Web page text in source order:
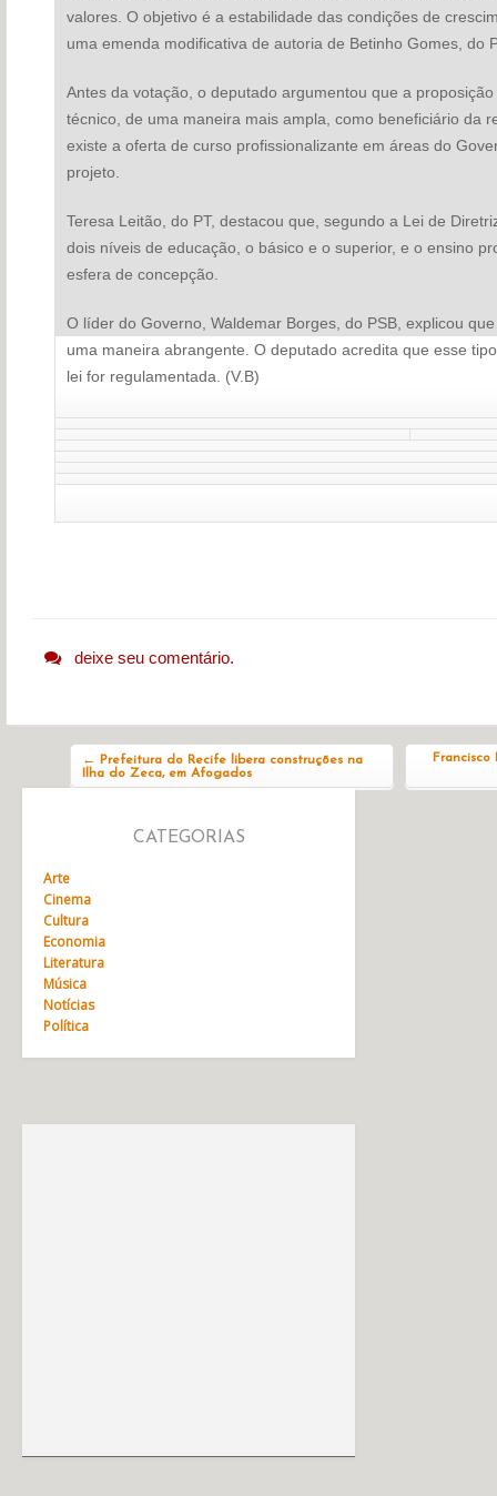
valores. O objetivo é a estabilidade das condições de
uma emenda modificativa de autoria de Betinho Gomes, do
Antes da votação, o deputado argumentou que a
técnico, de uma maneira mais ampla, como beneficiário da
existe a oferta de curso profissionalizante em áreas do
projeto.
Teresa Leitão, do PT, destacou que, segundo a Lei de
dois níveis de educação, o básico e o superior, e o ensino
esfera de concepção.
O líder do Governo, Waldemar Borges, do PSB, explicou
uma maneira abrangente. O deputado acredita que esse
lei for regulamentada. (V.B)
deixe seu comentário.
←
Prefeitura do Recife libera construções na
Ilha do Zeca, em Afogados
CATEGORIAS
Arte
Cinema
Cultura
Economia
Literatura
Música
Notícias
Política